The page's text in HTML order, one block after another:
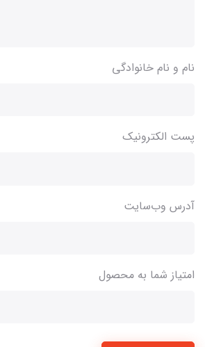
نام و نام خانوادگی
پست الکترونیک
آدرس وب‌سایت
امتیاز شما به محصول